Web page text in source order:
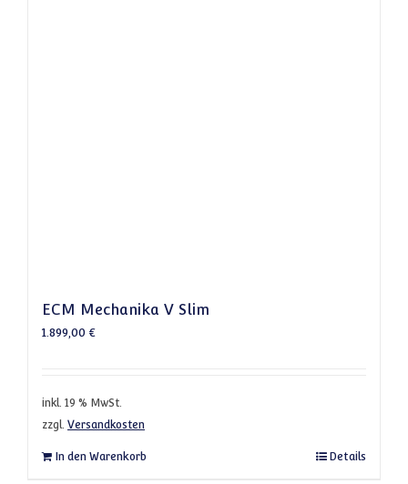
ECM Mechanika V Slim
1.899,00 €
inkl. 19 % MwSt.
zzgl. Versandkosten
In den Warenkorb Details